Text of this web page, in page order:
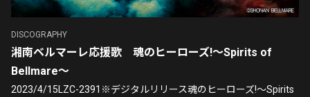
DISCOGRAPHY
湘南ベルマーレ応援歌 魂のヒーローズ!〜Spirits of
Bellmare〜
2023/4/15LZC-2391※デジタルリリース魂のヒーローズ!〜Spirits